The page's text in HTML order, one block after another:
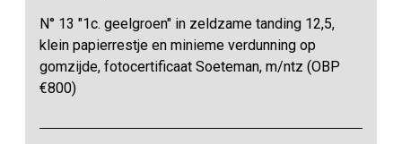
N° 13 "1c. geelgroen" in zeldzame tanding 12,5,
klein papierrestje en minieme verdunning op
gomzijde, fotocertificaat Soeteman, m/ntz (OBP
€800)